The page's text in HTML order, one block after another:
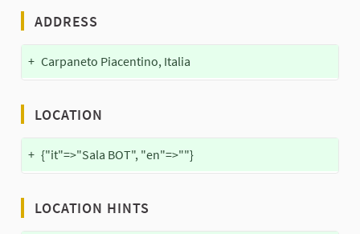
ADDRESS
+ Carpaneto Piacentino, Italia
LOCATION
+ {"it"=>"Sala BOT", "en"=>""}
LOCATION HINTS